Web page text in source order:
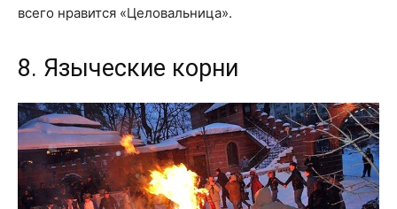
всего нравится «Целовальница».
8. Языческие корни